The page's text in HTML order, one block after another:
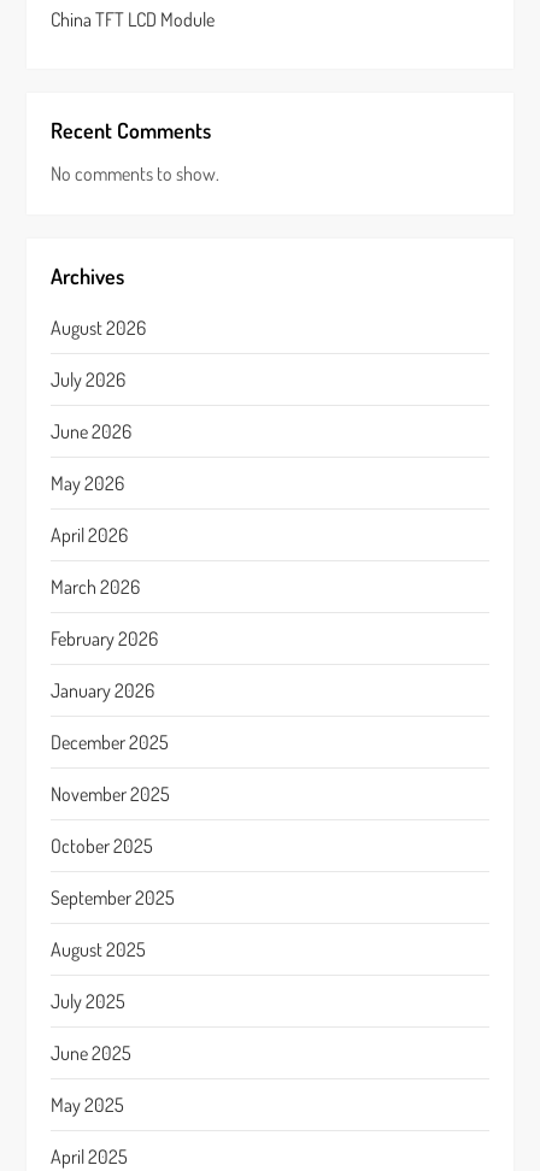
China TFT LCD Module
Recent Comments
No comments to show.
Archives
August 2026
July 2026
June 2026
May 2026
April 2026
March 2026
February 2026
January 2026
December 2025
November 2025
October 2025
September 2025
August 2025
July 2025
June 2025
May 2025
April 2025